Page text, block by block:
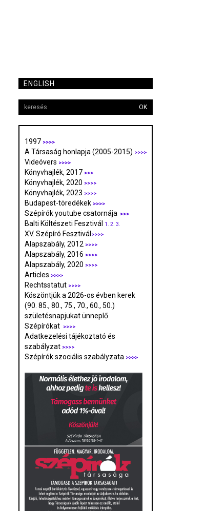
ENGLISH
OK
1997 >>>>
A Társaság honlapja (2005-2015) >>>>
Videóvers >>>>
Könyvhajlék, 2017 >>>
Könyvhajlék, 2020 >>>>
Könyvhajlék, 2023 >>>>
Budapest-töredékek >>>>
Szépírók youtube csatornája >>>
Balti Költészeti Fesztivál 1. 2. 3.
XV. Szépíró Fesztivál >>>>
Alapszabály, 2012 >>>>
Alapszabály, 2016 >>>>
Alapszabály, 2020 >>>>
Articles >>>>
Rechtsstatut >>>>
Köszöntjük a 2026-os évben kerek
(90. 85., 80., 75., 70., 60., 50.)
születésnapjukat ünneplő
Szépírókat
>>>>
Adatkezelési tájékoztató és
szabályzat >>>>
Szépírók szociális szabályzata >>>>